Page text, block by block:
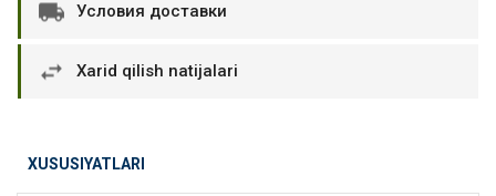
Условия доставки
Xarid qilish natijalari
XUSUSIYATLARI